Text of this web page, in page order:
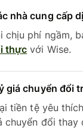
nhà cung cấp
chịu phí ngầm,
thực với Wise.
giá chuyển đổi
tiền tệ yêu
chuyển đổi thay